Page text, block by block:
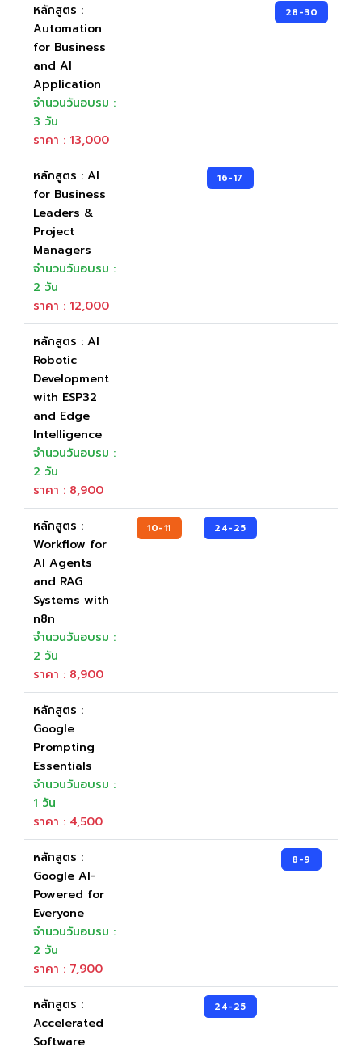
หลักสูตร :
Automation
for Business
and AI
Application
จำนวนวันอบรม :
3 วัน
ราคา : 13,000
28-30
หลักสูตร : AI
for Business
Leaders &
Project
Managers
จำนวนวันอบรม :
2 วัน
ราคา : 12,000
16-17
หลักสูตร : AI
Robotic
Development
with ESP32
and Edge
Intelligence
จำนวนวันอบรม :
2 วัน
ราคา : 8,900
หลักสูตร :
Workflow for
AI Agents
and RAG
Systems with
n8n
จำนวนวันอบรม :
2 วัน
ราคา : 8,900
10-11 24-25
หลักสูตร :
Google
Prompting
Essentials
จำนวนวันอบรม :
1 วัน
ราคา : 4,500
หลักสูตร :
Google AI-
Powered for
Everyone
จำนวนวันอบรม :
2 วัน
ราคา : 7,900
8-9
หลักสูตร :
Accelerated
Software
24-25